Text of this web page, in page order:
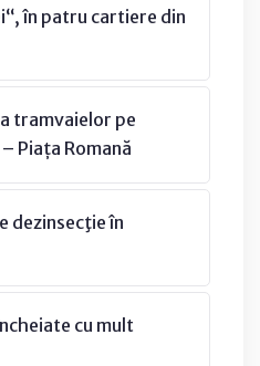
în patru cartiere din
tramvaielor pe
Piața Romană
dezinsecţie în
cu mult